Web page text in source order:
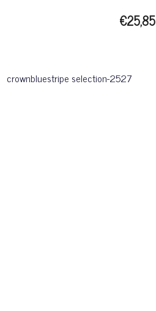
€25,85
crownbluestripe selection-2527